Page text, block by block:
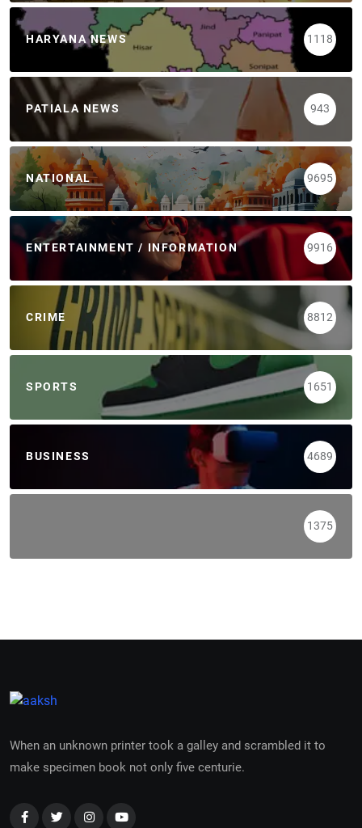
HARYANA NEWS 1118
PATIALA NEWS 943
NATIONAL 9695
ENTERTAINMENT / INFORMATION 9916
CRIME 8812
SPORTS 1651
BUSINESS 4689
1375
When an unknown printer took a galley and scrambled it to
make specimen book not only five centurie.